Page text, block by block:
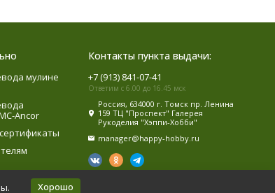
мулине
Ancor
Контакты пункта выдачи:
+7 (913) 841-07-41
Ответим с 6.00 до 16.45 мск
Россия, 634000 г. Томск пр. Ленина
159 ТЦ "Проспект" Галерея
Рукоделия "Хэппи-Хобби"
manager@happy-hobby.ru
Хорошо